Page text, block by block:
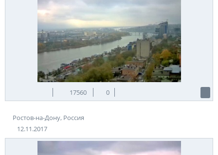
17560 0
Ростов-на-Дону, Россия
12.11.2017